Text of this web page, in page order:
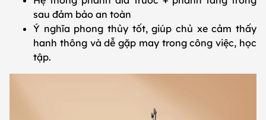
sau đảm bảo an toàn
Ý nghĩa phong thủy tốt, giúp chủ xe cảm thấy
hanh thông và dễ gặp may trong công việc, học
tập.